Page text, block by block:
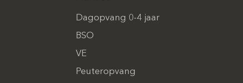
Dagopvang 0-4 jaar
BSO
VE
Peuteropvang